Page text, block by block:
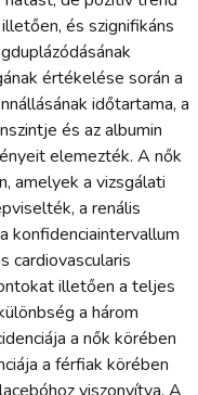
és szignifikáns
értékelése során a
időtartama, a
és az albumin
elemezték. A nők
amelyek a vizsgálati
a renális
konfidenciaintervallum
cardiovascularis
illetően a teljes
a három
a nők körében
a férfiak körében